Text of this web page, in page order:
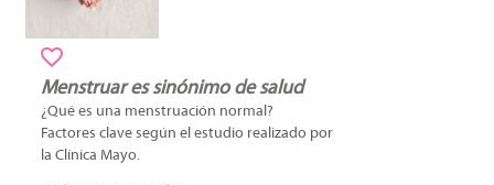
Menstruar es sinónimo de salud
¿Qué es una menstruación normal?
Factores clave según el estudio realizado por
la Clínica Mayo.